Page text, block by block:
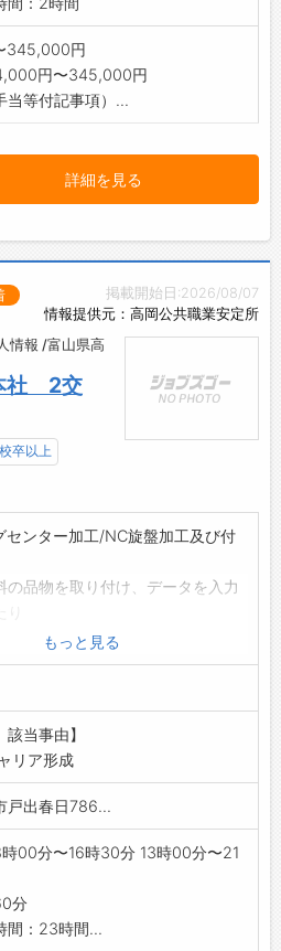
345,000円
円〜345,000円
当等付記事項）...
詳細を見る
掲載開始日:2026/08/07
情報提供元：高岡公共職業安定所
情報 /富山県高
社 2交
卒以上
ンター加工/NC旋盤加工及び付
品物を取り付け、データを入力
した製品の測定もしていただき
した社員も多くいます。未経験
、
ますので、安心してご応募くだ
はこちらをご覧ください。↓
更なし】
もっと見る
該当事由】
リア形成
戸出春日786...
00分〜16時30分 13時00分〜21
分
間：23時間...